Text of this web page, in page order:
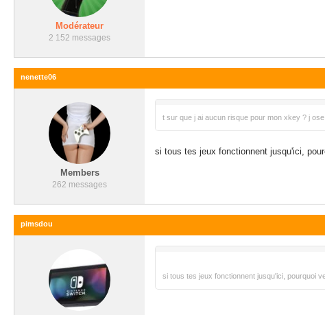
Modérateur
2 152 messages
nenette06
Members
262 messages
t sur que j ai aucun risque pour mon xkey ? j
si tous tes jeux fonctionnent jusqu'ici,
pimsdou
si tous tes jeux fonctionnent jusqu'ici, pourquoi